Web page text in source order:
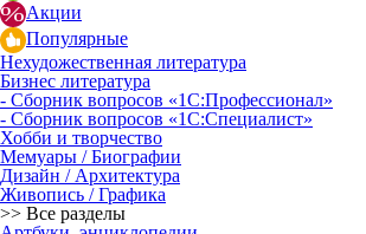
Акции
Популярные
Нехудожественная литература
Бизнес литература
- Сборник вопросов «1С:Профессионал»
- Сборник вопросов «1С:Специалист»
Хобби и творчество
Мемуары / Биографии
Дизайн / Архитектура
Живопись / Графика
>> Все разделы